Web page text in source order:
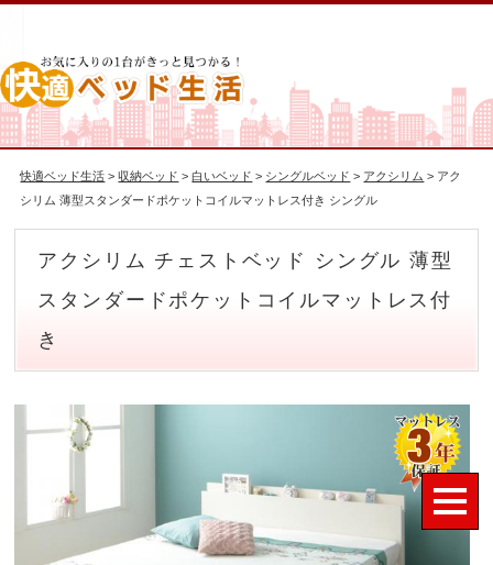
快適ベッド生活 >収納ベッド >白いベッド > シングルベッド > アクシリム > アク
シリム 薄型スタンダードポケットコイルマットレス付き シングル
アクシリム チェストベッド シングル 薄型
スタンダードポケットコイルマットレス付
き